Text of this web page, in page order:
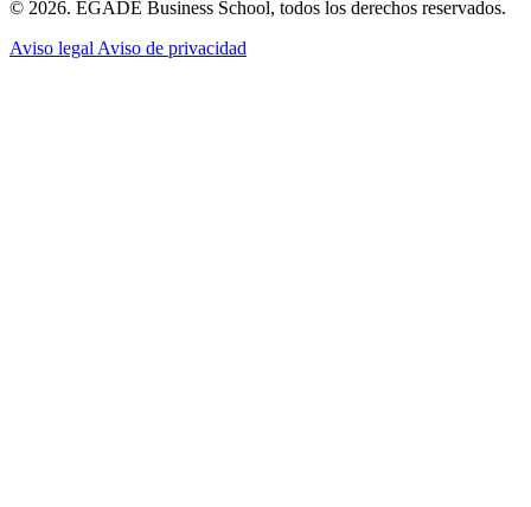
© 2026. EGADE Business School, todos los derechos reservados.
Aviso legal Aviso de privacidad